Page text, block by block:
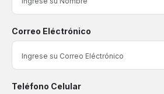
Correo Eléctrónico
Teléfono Celular